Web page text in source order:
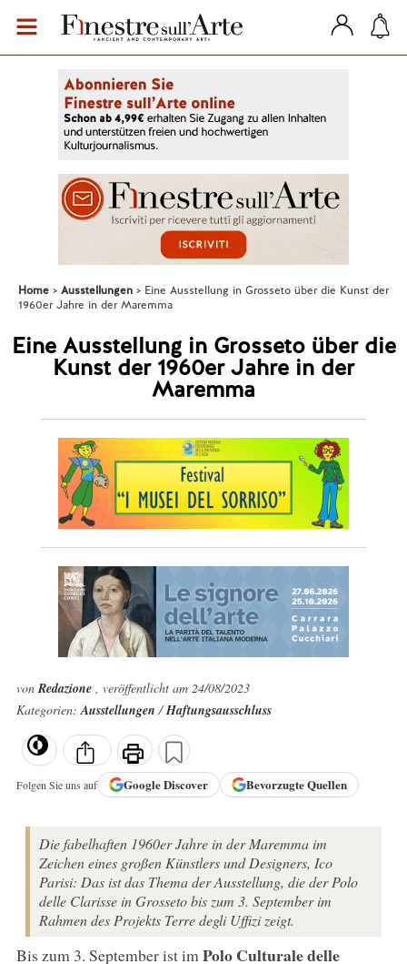
Home Ausstellungen
Eine Ausstellung in Grosseto über die Kunst der
1960er Jahre in der Maremma
Eine Ausstellung in Grosseto über die
Kunst der 1960er Jahre in der
Maremma
vonRedazione , veröffentlicht am 24/08/2023
Kategorien:Ausstellungen/Haftungsausschluss
Folgen Sie uns auf GoogleDiscover Bevorzugte Quellen
Die fabelhaften 1960er Jahre in der Maremma im
Zeichen eines großen Künstlers und Designers, Ico
Parisi: Das ist das Thema der Ausstellung, die der Polo
delle Clarisse in Grosseto bis zum 3. September im
Rahmen des Projekts Terre degli Uffizi zeigt.
Bis zum 3. September ist im Polo Culturale delle